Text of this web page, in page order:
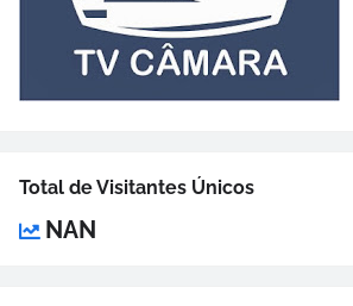
Total de Visitantes Únicos
NAN